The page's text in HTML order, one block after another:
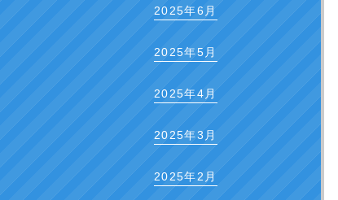
2025年6月
2025年5月
2025年4月
2025年3月
2025年2月